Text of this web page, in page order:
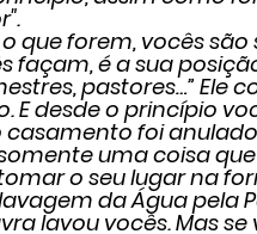
o que forem, vocês
façam, é a sua
pastores…” Ele
E desde o princípio
casamento foi
uma coisa
o seu lugar na
da Água pela
lavou vocês. Mas